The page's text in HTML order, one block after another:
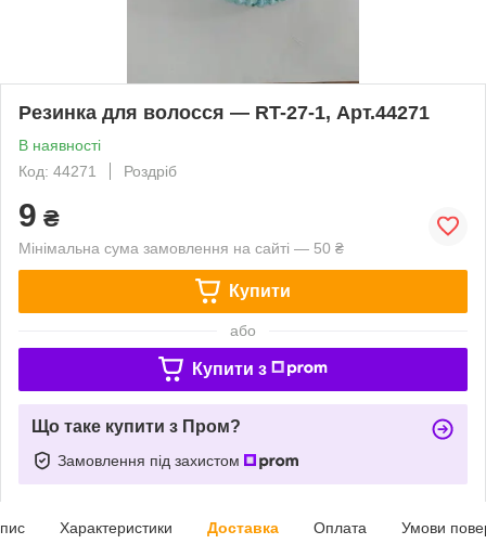
Резинка для волосся — RT-27-1, Арт.44271
В наявності
Код: 44271
Роздріб
9 ₴
Мінімальна сума замовлення на сайті — 50 ₴
Купити
або
Купити з
Що таке купити з Пром?
Замовлення під захистом
Характеристики Доставка Оплата Умови